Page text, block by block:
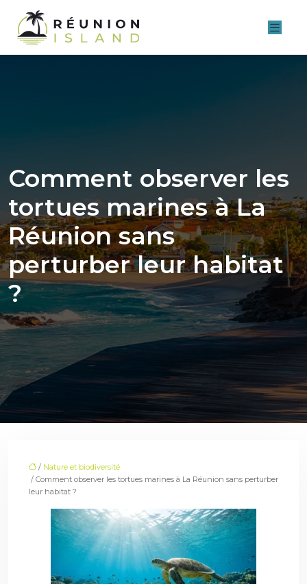
Comment observer les
tortues marines à La
Réunion sans
perturber leur habitat
?
/ Nature et biodiversité
/ Comment observer les tortues marines à La Réunion sans perturber
leur habitat ?